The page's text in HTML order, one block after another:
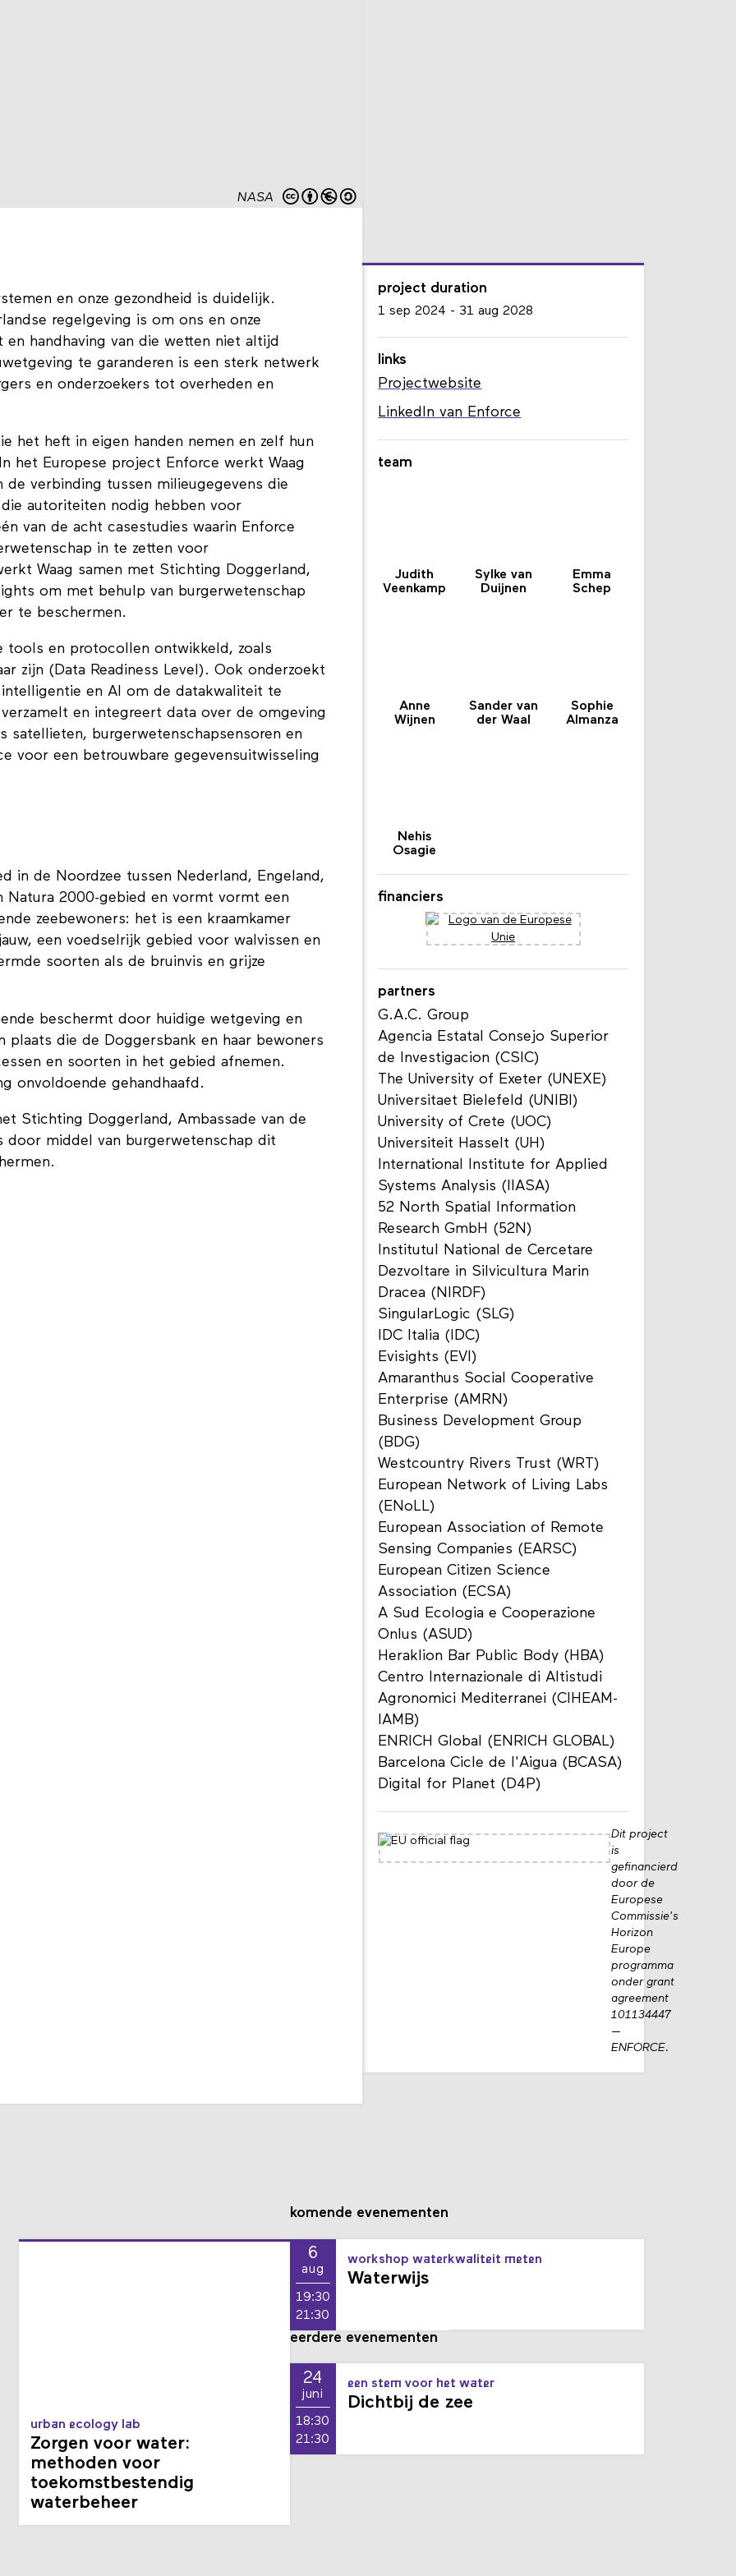
NASA
en onze gezondheid is duidelijk.
regelgeving is om ons en onze
handhaving van die wetten niet altijd
te garanderen is een sterk netwerk
en onderzoekers tot overheden en
het heft in eigen handen nemen en zelf hun
het Europese project Enforce werkt Waag
verbinding tussen milieugegevens die
autoriteiten nodig hebben voor
van de acht casestudies waarin Enforce
in te zetten voor
Waag samen met Stichting Doggerland,
om met behulp van burgerwetenschap
te beschermen.
tools en protocollen ontwikkeld, zoals
zijn (Data Readiness Level). Ook onderzoekt
en AI om de datakwaliteit te
en integreert data over de omgeving
satellieten, burgerwetenschapsensoren en
voor een betrouwbare gegevensuitwisseling
in de Noordzee tussen Nederland, Engeland,
Natura 2000-gebied en vormt vormt een
zeebewoners: het is een kraamkamer
een voedselrijk gebied voor walvissen en
soorten als de bruinvis en grijze
beschermt door huidige wetgeving en
die de Doggersbank en haar bewoners
en soorten in het gebied afnemen.
onvoldoende gehandhaafd.
Stichting Doggerland, Ambassade van de
door middel van burgerwetenschap dit
project duration
1 sep 2024 - 31 aug 2028
links
Projectwebsite
LinkedIn van Enforce
team
Judith
Veenkamp
Sylke van
Duijnen
Emma
Schep
Anne
Wijnen
Sander van
der Waal
Sophie
Almanza
Nehis
Osagie
financiers
partners
G.A.C. Group
Agencia Estatal Consejo Superior
de Investigacion (CSIC)
The University of Exeter (UNEXE)
Universitaet Bielefeld (UNIBI)
University of Crete (UOC)
Universiteit Hasselt (UH)
International Institute for Applied
Systems Analysis (IIASA)
52 North Spatial Information
Research GmbH (52N)
Institutul National de Cercetare
Dezvoltare in Silvicultura Marin
Dracea (NIRDF)
SingularLogic (SLG)
IDC Italia (IDC)
Evisights (EVI)
Amaranthus Social Cooperative
Enterprise (AMRN)
Business Development Group
(BDG)
Westcountry Rivers Trust (WRT)
European Network of Living Labs
(ENoLL)
European Association of Remote
Sensing Companies (EARSC)
European Citizen Science
Association (ECSA)
A Sud Ecologia e Cooperazione
Onlus (ASUD)
Heraklion Bar Public Body (HBA)
Centro Internazionale di Altistudi
Agronomici Mediterranei (CIHEAM-
IAMB)
ENRICH Global (ENRICH GLOBAL)
Barcelona Cicle de l'Aigua (BCASA)
Digital for Planet (D4P)
Dit project
is
gefinancierd
door de
Europese
Commissie's
Horizon
Europe
programma
onder grant
agreement
101134447
—
ENFORCE.
urban ecology lab
Zorgen voor water:
methoden voor
toekomstbestendig
waterbeheer
komende evenementen
6
aug
19:30
21:30
workshop waterkwaliteit meten
Waterwijs
eerdere evenementen
24
juni
18:30
21:30
een stem voor het water
Dichtbij de zee